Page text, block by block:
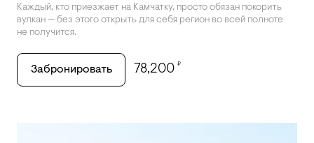
Каждый, кто приезжает на Камчатку, просто обязан покорить
вулкан — без этого открыть для себя регион во всей полноте
не получится.
Забронировать 78,200 ₽